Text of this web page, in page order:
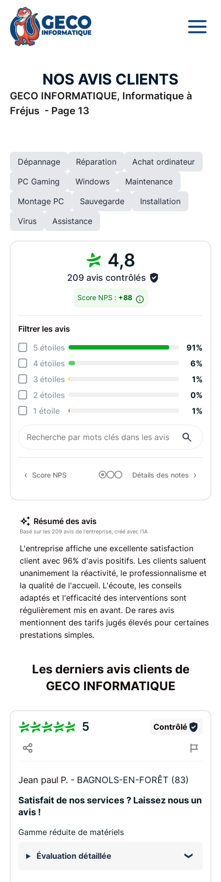
GECO INFORMATIQUE, Informatique à
Fréjus - Page 13
NOS AVIS CLIENTS
Dépannage Réparation
Achat ordinateur
PC Gaming
Windows
Maintenance
Montage PC
Sauvegarde
Installation
Virus
Assistance
4,8
209 avis contrôlés
Score NPS : +88
Filtrer les avis
5 étoiles
91%
4 étoiles
6%
3 étoiles
1%
2 étoiles
0%
1 étoile
1%
Score NPS Détails des notes
Résumé des avis
Basé sur les 209 avis de l'entreprise, créé avec l'IA
L'entreprise affiche une excellente satisfaction
client avec 96% d'avis positifs. Les clients saluent
unanimement la réactivité, le professionnalisme et
la qualité de l'accueil. L'écoute, les conseils
adaptés et l'efficacité des interventions sont
régulièrement mis en avant. De rares avis
mentionnent des tarifs jugés élevés pour certaines
prestations simples.
Les derniers avis clients de
GECO INFORMATIQUE
5 Contrôlé
Jean paul P. - BAGNOLS-EN-FORÊT (83)
Satisfait de nos services ? Laissez nous un
avis !
Gamme réduite de matériels
Évaluation détaillée